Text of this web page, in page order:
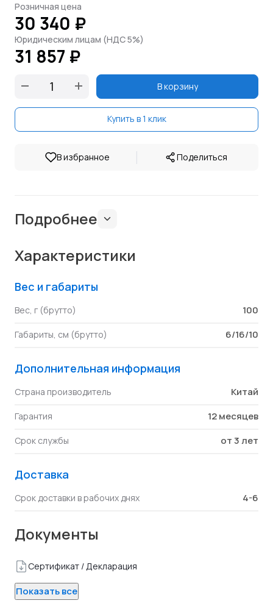
Розничная цена
30 340 ₽
Юридическим лицам (НДС 5%)
31 857 ₽
В корзину
Купить в 1 клик
В избранное | Поделиться
Подробнее
Характеристики
Вес и габариты
Вес, г (брутто) 100
Габариты, см (брутто) 6/16/10
Дополнительная информация
Страна производитель Китай
Гарантия 12 месяцев
Срок службы от 3 лет
Доставка
Срок доставки в рабочих днях 4-6
Документы
Сертификат / Декларация
Показать все